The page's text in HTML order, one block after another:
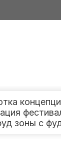
зоны с